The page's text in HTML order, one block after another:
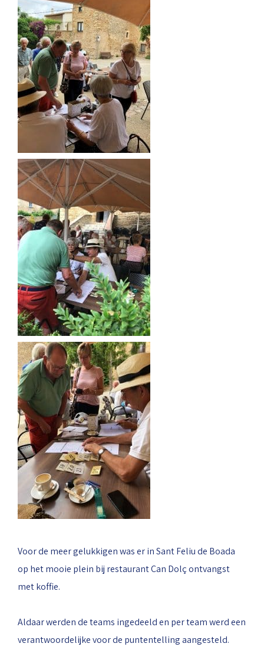
Voor de meer gelukkigen was er in Sant Feliu de Boada
op het mooie plein bij restaurant Can Dolç ontvangst
met koffie.
Aldaar werden de teams ingedeeld en per team werd een
verantwoordelijke voor de puntentelling aangesteld.